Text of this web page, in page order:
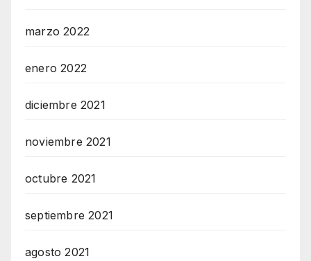
marzo 2022
enero 2022
diciembre 2021
noviembre 2021
octubre 2021
septiembre 2021
agosto 2021